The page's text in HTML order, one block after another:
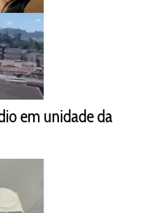
em unidade da